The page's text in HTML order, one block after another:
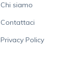
Chi siamo
Contattaci
Privacy Policy